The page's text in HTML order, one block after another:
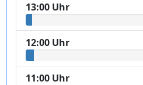
13:00 Uhr
12:00 Uhr
11:00 Uhr